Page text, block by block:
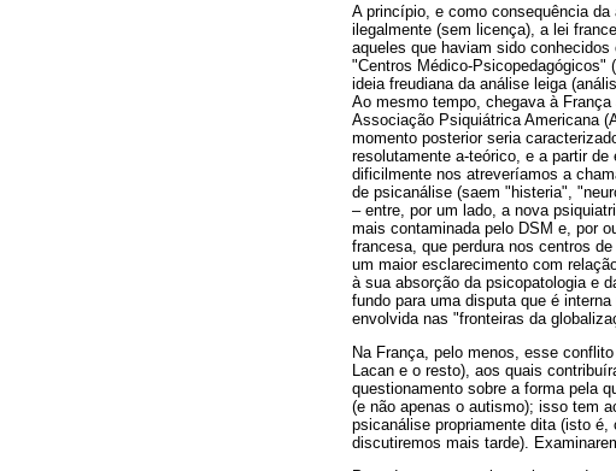
A princípio, e como consequência
ilegalmente (sem licença), a lei
aqueles que haviam sido
"Centros Médico-Psicopedagógicos" (
ideia freudiana da análise leiga
Ao mesmo tempo, chegava à
Associação Psiquiátrica Americana
momento posterior seria
resolutamente a-teórico, e a partir
dificilmente nos atreveríamos a
de psicanálise (saem "histeria",
– entre, por um lado, a nova
mais contaminada pelo DSM e, por
francesa, que perdura nos centros
um maior esclarecimento com
à sua absorção da psicopatologia e
fundo para uma disputa que é
envolvida nas "fronteiras da
Na França, pelo menos, esse
Lacan e o resto), aos quais
questionamento sobre a forma pela
(e não apenas o autismo); isso tem
psicanálise propriamente dita (isto
discutiremos mais tarde).